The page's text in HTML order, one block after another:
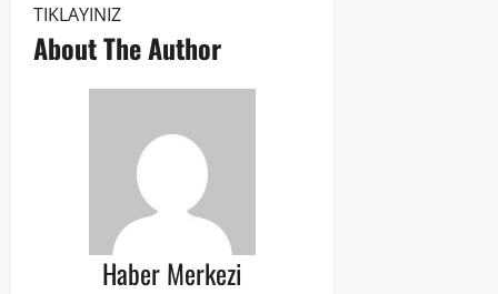
TIKLAYINIZ
About The Author
Haber Merkezi